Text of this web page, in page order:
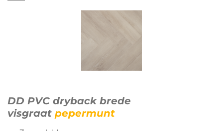
DD PVC dryback brede
visgraat pepermunt